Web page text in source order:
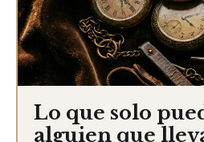
Lo que solo
alguien que